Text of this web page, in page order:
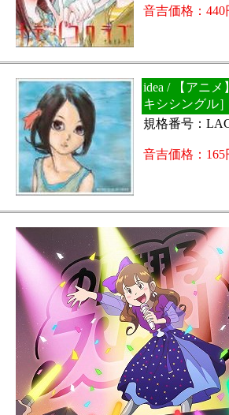
音吉価格：440
idea / 【アニ
キシシングル］
規格番号：
音吉価格：165